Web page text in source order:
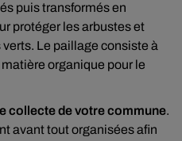
puis transformés en
protéger les arbustes et
Le paillage consiste à
organique pour le
collecte de votre commune.
avant tout organisées afin